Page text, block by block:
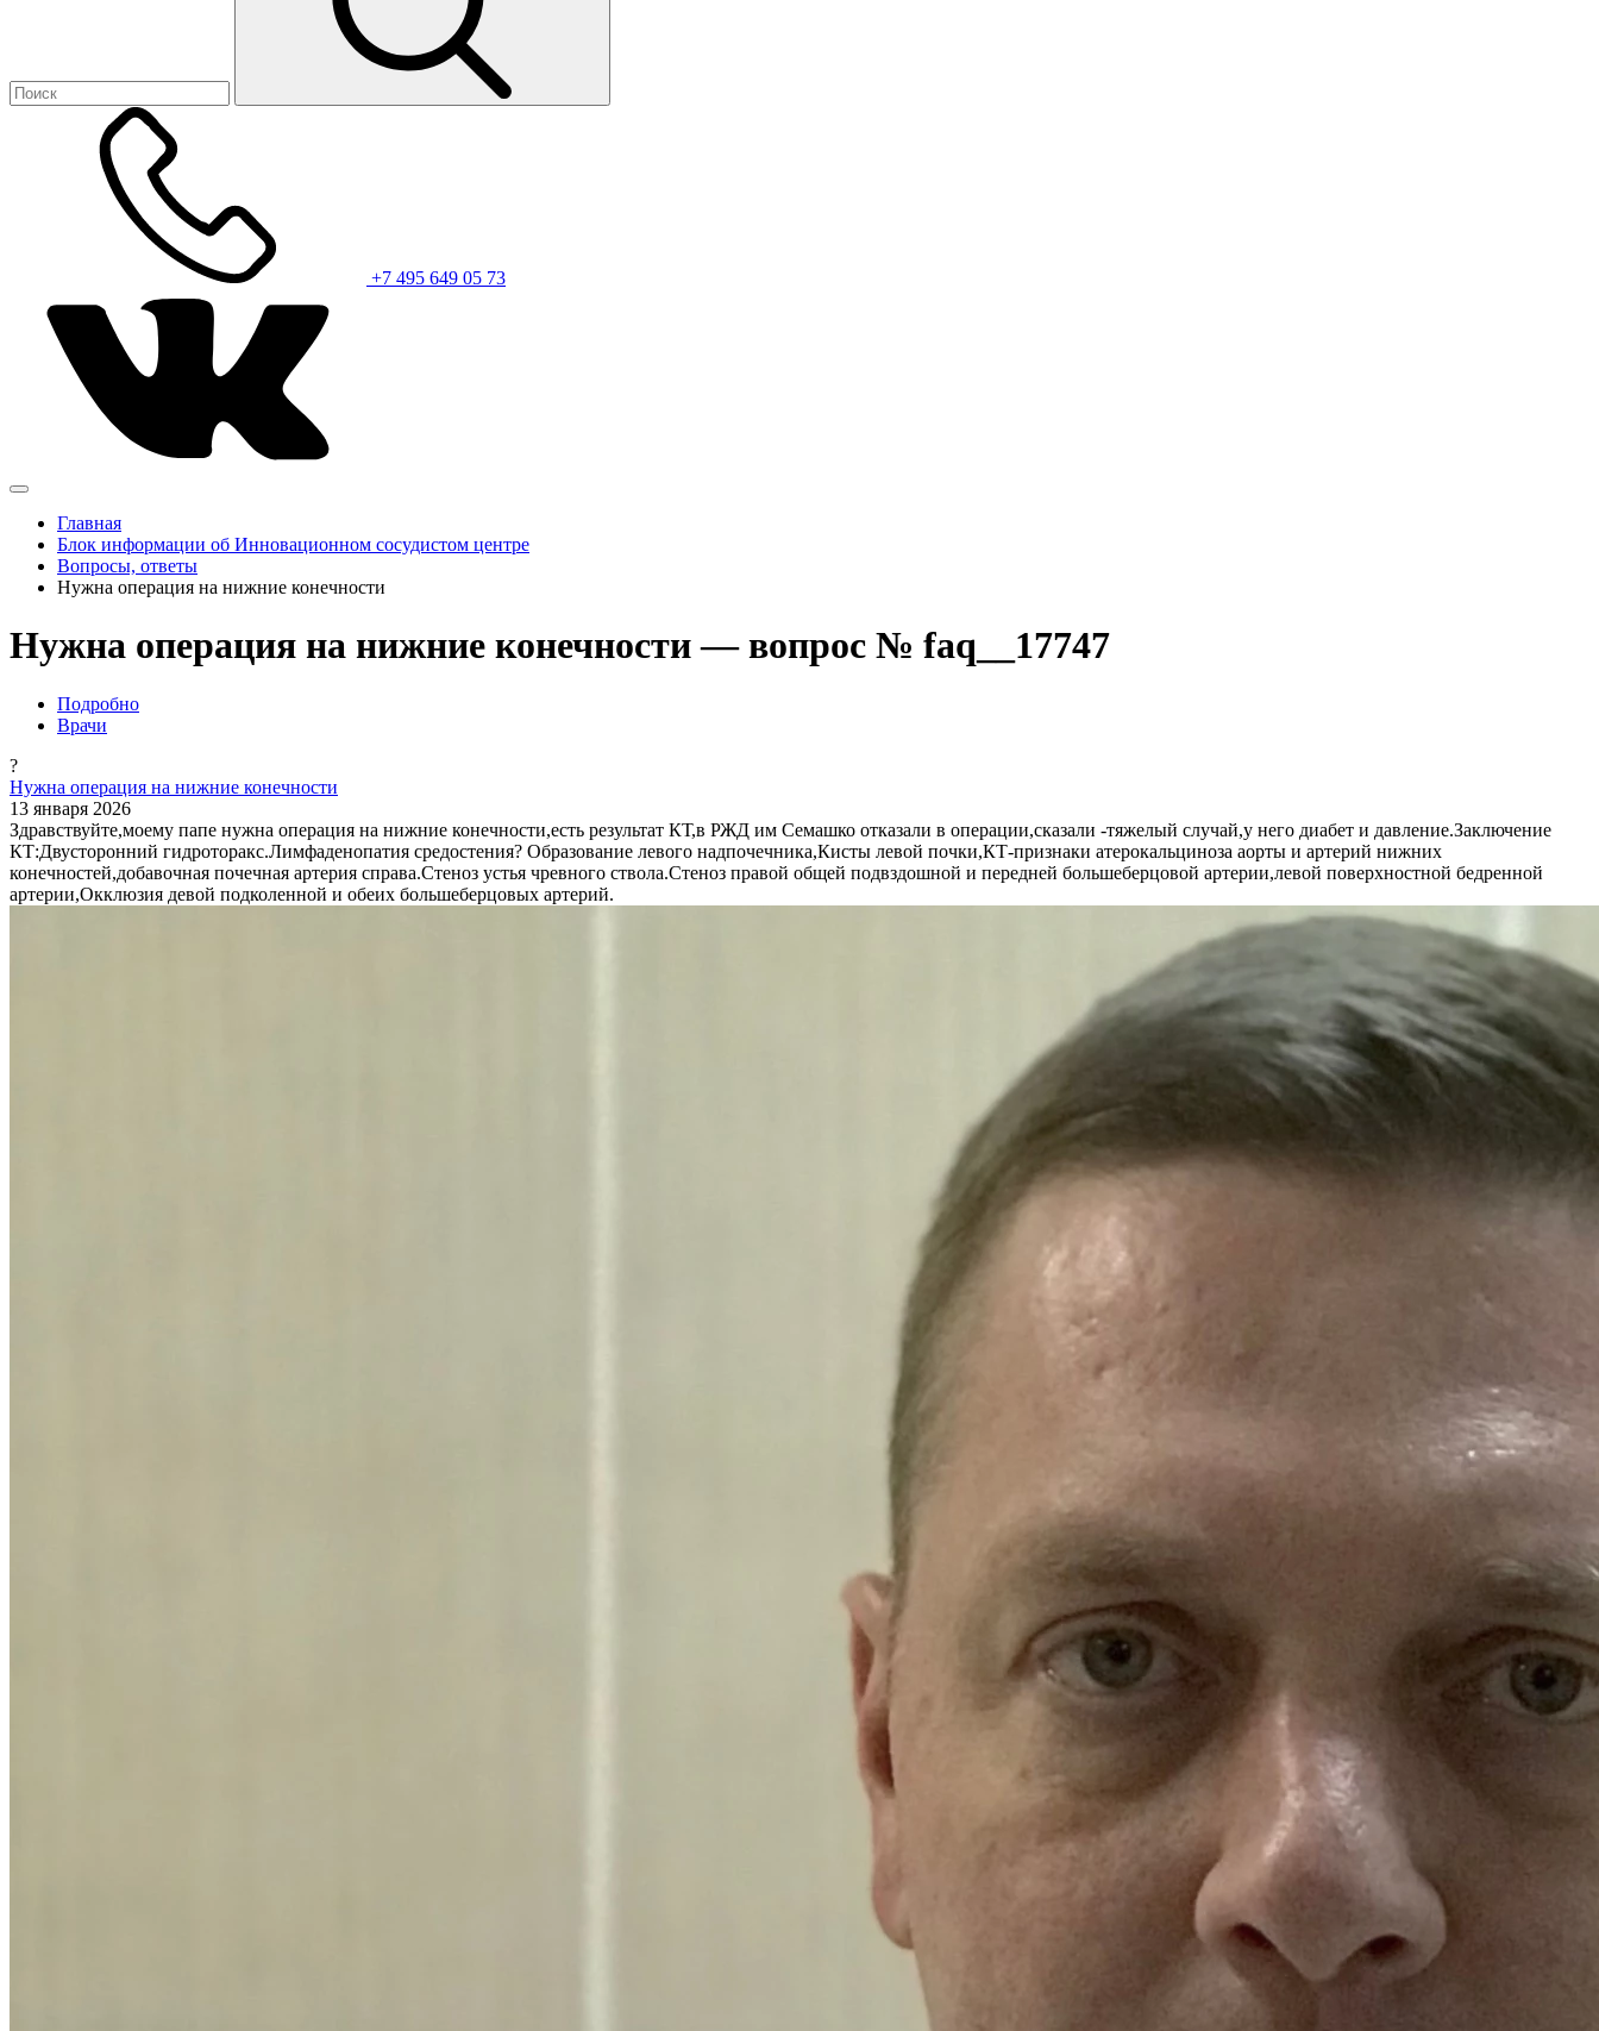
+7 495 649 05 73
Главная
Блок информации об Инновационном сосудистом центре
Вопросы, ответы
Нужна операция на нижние конечности
Нужна операция на нижние конечности — вопрос № faq__17747
Подробно
Врачи
?
Нужна операция на нижние конечности
13 января 2026
Здравствуйте,моему папе нужна операция на нижние конечности,есть результат КТ,в РЖД им Семашко отказали в операции,сказали -тяжелый случай,у него диабет и давление.Заключение
КТ:Двусторонний гидроторакс.Лимфаденопатия средостения? Образование левого надпочечника,Кисты левой почки,КТ-признаки атерокальциноза аорты и артерий нижних
конечностей,добавочная почечная артерия справа.Стеноз устья чревного ствола.Стеноз правой общей подвздошной и передней большеберцовой артерии,левой поверхностной бедренной
артерии,Окклюзия девой подколенной и обеих большеберцовых артерий.